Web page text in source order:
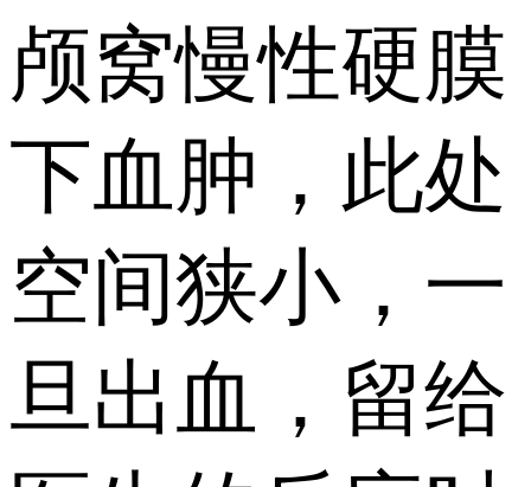
颅窝慢性硬膜
下血肿，此处
空间狭小，一
旦出血，留给